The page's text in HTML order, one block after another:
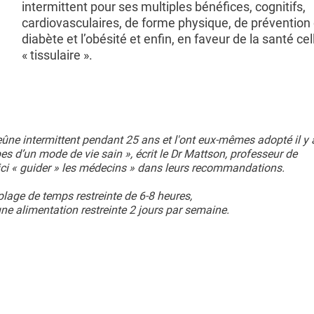
intermittent pour ses multiples bénéfices, cognitifs,
cardiovasculaires, de forme physique, de prévention
diabète et l’obésité et enfin, en faveur de la santé
« tissulaire ».
intermittent pendant 25 ans et l'ont eux-mêmes adopté il y
d’un mode de vie sain », écrit le Dr Mattson, professeur de
« guider » les médecins » dans leurs recommandations.
de temps restreinte de 6-8 heures,
alimentation restreinte 2 jours par semaine.